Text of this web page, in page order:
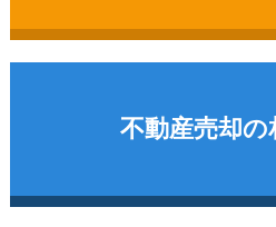
不動産売却の